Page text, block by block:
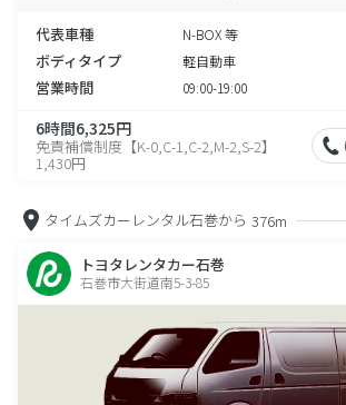
代表車種 N-BOX 等
ボディタイプ 軽自動車
営業時間 09:00-19:00
6時間6,325円
免責補償制度【K-0,C-1,C-2,M-2,S-2】
1,430円
タイムズカーレンタル石巻から 376m
トヨタレンタカー石巻
石巻市大街道南5-3-85